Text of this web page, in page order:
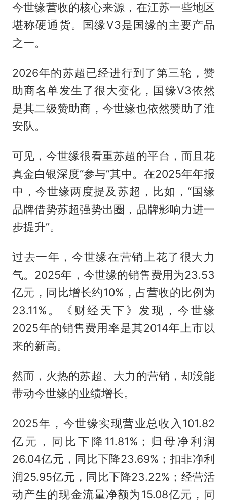
今世缘营收的核心来源，在江苏一些地区
堪称硬通货。国缘V3是国缘的主要产品
之一。
2026年的苏超已经进行到了第三轮，赞
助商名单发生了很大变化，国缘V3依然
是其二级赞助商，今世缘也依然赞助了淮
安队。
可见，今世缘很看重苏超的平台，而且花
真金白银深度“参与”其中。在2025年年报
中，今世缘两度提及苏超，比如，“国缘
品牌借势苏超强势出圈，品牌影响力进一
步提升”。
过去一年，今世缘在营销上花了很大力
气。2025年，今世缘的销售费用为23.53
亿元，同比增长约10%，占营收的比例为
23.11%。《财经天下》发现，今世缘
2025年的销售费用率是其2014年上市以
来的新高。
然而，火热的苏超、大力的营销，却没能
带动今世缘的业绩增长。
2025年，今世缘实现营业总收入101.82
亿元，同比下降11.81%；归母净利润
26.04亿元，同比下降23.69%；扣非净利
润25.95亿元，同比下降23.22%；经营活
动产生的现金流量净额为15.08亿元，同